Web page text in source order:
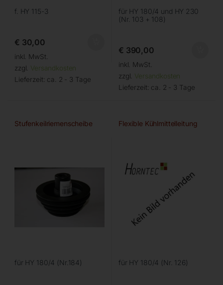
f. HY 115-3
€ 30,00
inkl. MwSt.
zzgl. Versandkosten
Lieferzeit: ca. 2 - 3 Tage
für HY 180/4 und HY 230
(Nr. 103 + 108)
€ 390,00
inkl. MwSt.
zzgl. Versandkosten
Lieferzeit: ca. 2 - 3 Tage
Stufenkeilriemenscheibe
für HY 180/4 (Nr.184)
Flexible Kühlmittelleitung
für HY 180/4 (Nr. 126)